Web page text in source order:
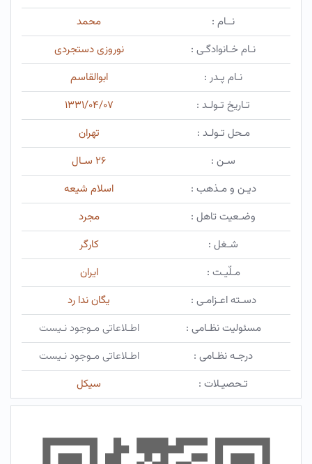
نــام :
محمد
نـام خـانوادگـی :
نوروزی دستجردی
نـام پـدر :
ابوالقاسم
تـاریخ تـولـد :
۱۳۳۱/۰۴/۰۷
مـحل تـولـد :
تهران
سـن :
۲۶ سـال
دیـن و مـذهب :
اسلام شیعه
وضـعیت تاهل :
مجرد
شـغل :
کارگر
مـلّیـت :
ایران
دسـته اعـزامـی :
یگان ندا رد
مسئولیت نظـامی :
اطـلاعاتی مـوجود نـیست
درجـه نظـامی :
اطـلاعاتی مـوجود نـیست
تـحصیـلات :
سیکل